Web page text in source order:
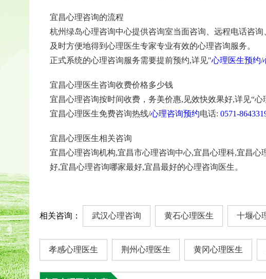
宜昌心理咨询的流程
杭州绿岛心理咨询中心提供咨询室当面咨询、远程电话咨
及时方便地得到心理医生专家专业有效的心理咨询服务。
正式系统的心理咨询服务需要提前预约,详见"心理医生预约/
宜昌心理医生咨询收费价格多少钱
宜昌心理咨询按时间收费，务美价惠,见效快效果好,详见“心
宜昌心理医生免费咨询热线/心理咨询预约电话: 0571-
宜昌心理医生相关咨询
宜昌心理咨询机构,宜昌市心理咨询中心,宜昌心理科,宜昌
好,宜昌心理咨询哪家最好,宜昌最好的心理咨询医生。
相关咨询： 武汉心理咨询 黄石心理医生 十堰心
孝感心理医生 荆州心理医生 黄冈心理医生